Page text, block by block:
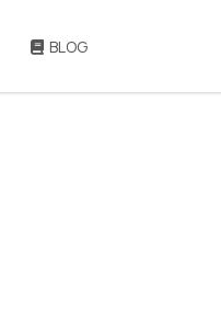
BLOG